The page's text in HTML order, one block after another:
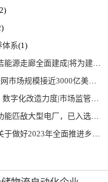
体系(1)
保障国家能源安全、实现“双碳”目标提供有力支撑
厂、智慧城市、智慧电网等将占60%以上
息化部 关于促进企业计量能力提升的指导意见
型电厂，已入选国际典型案例
进乡村振兴重点工作的意见》发布